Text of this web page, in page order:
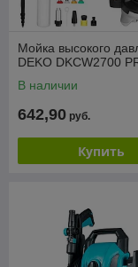
Мойка высокого
DEKO DKCW2700
В наличии
642,90 руб.
Купить